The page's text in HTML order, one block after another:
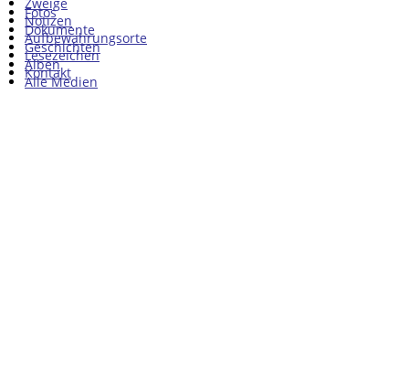
Fotos
Dokumente
Geschichten
Alben
Alle Medien
Notizen
Aufbewahrungsorte
Lesezeichen
Kontakt